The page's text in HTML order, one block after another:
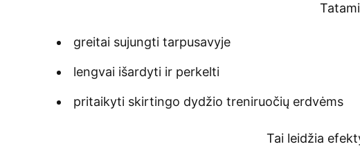
greitai sujungti tarpusavyje
lengvai išardyti ir perkelti
pritaikyti skirtingo dydžio treniruočių erdvėms
Tai leidžia